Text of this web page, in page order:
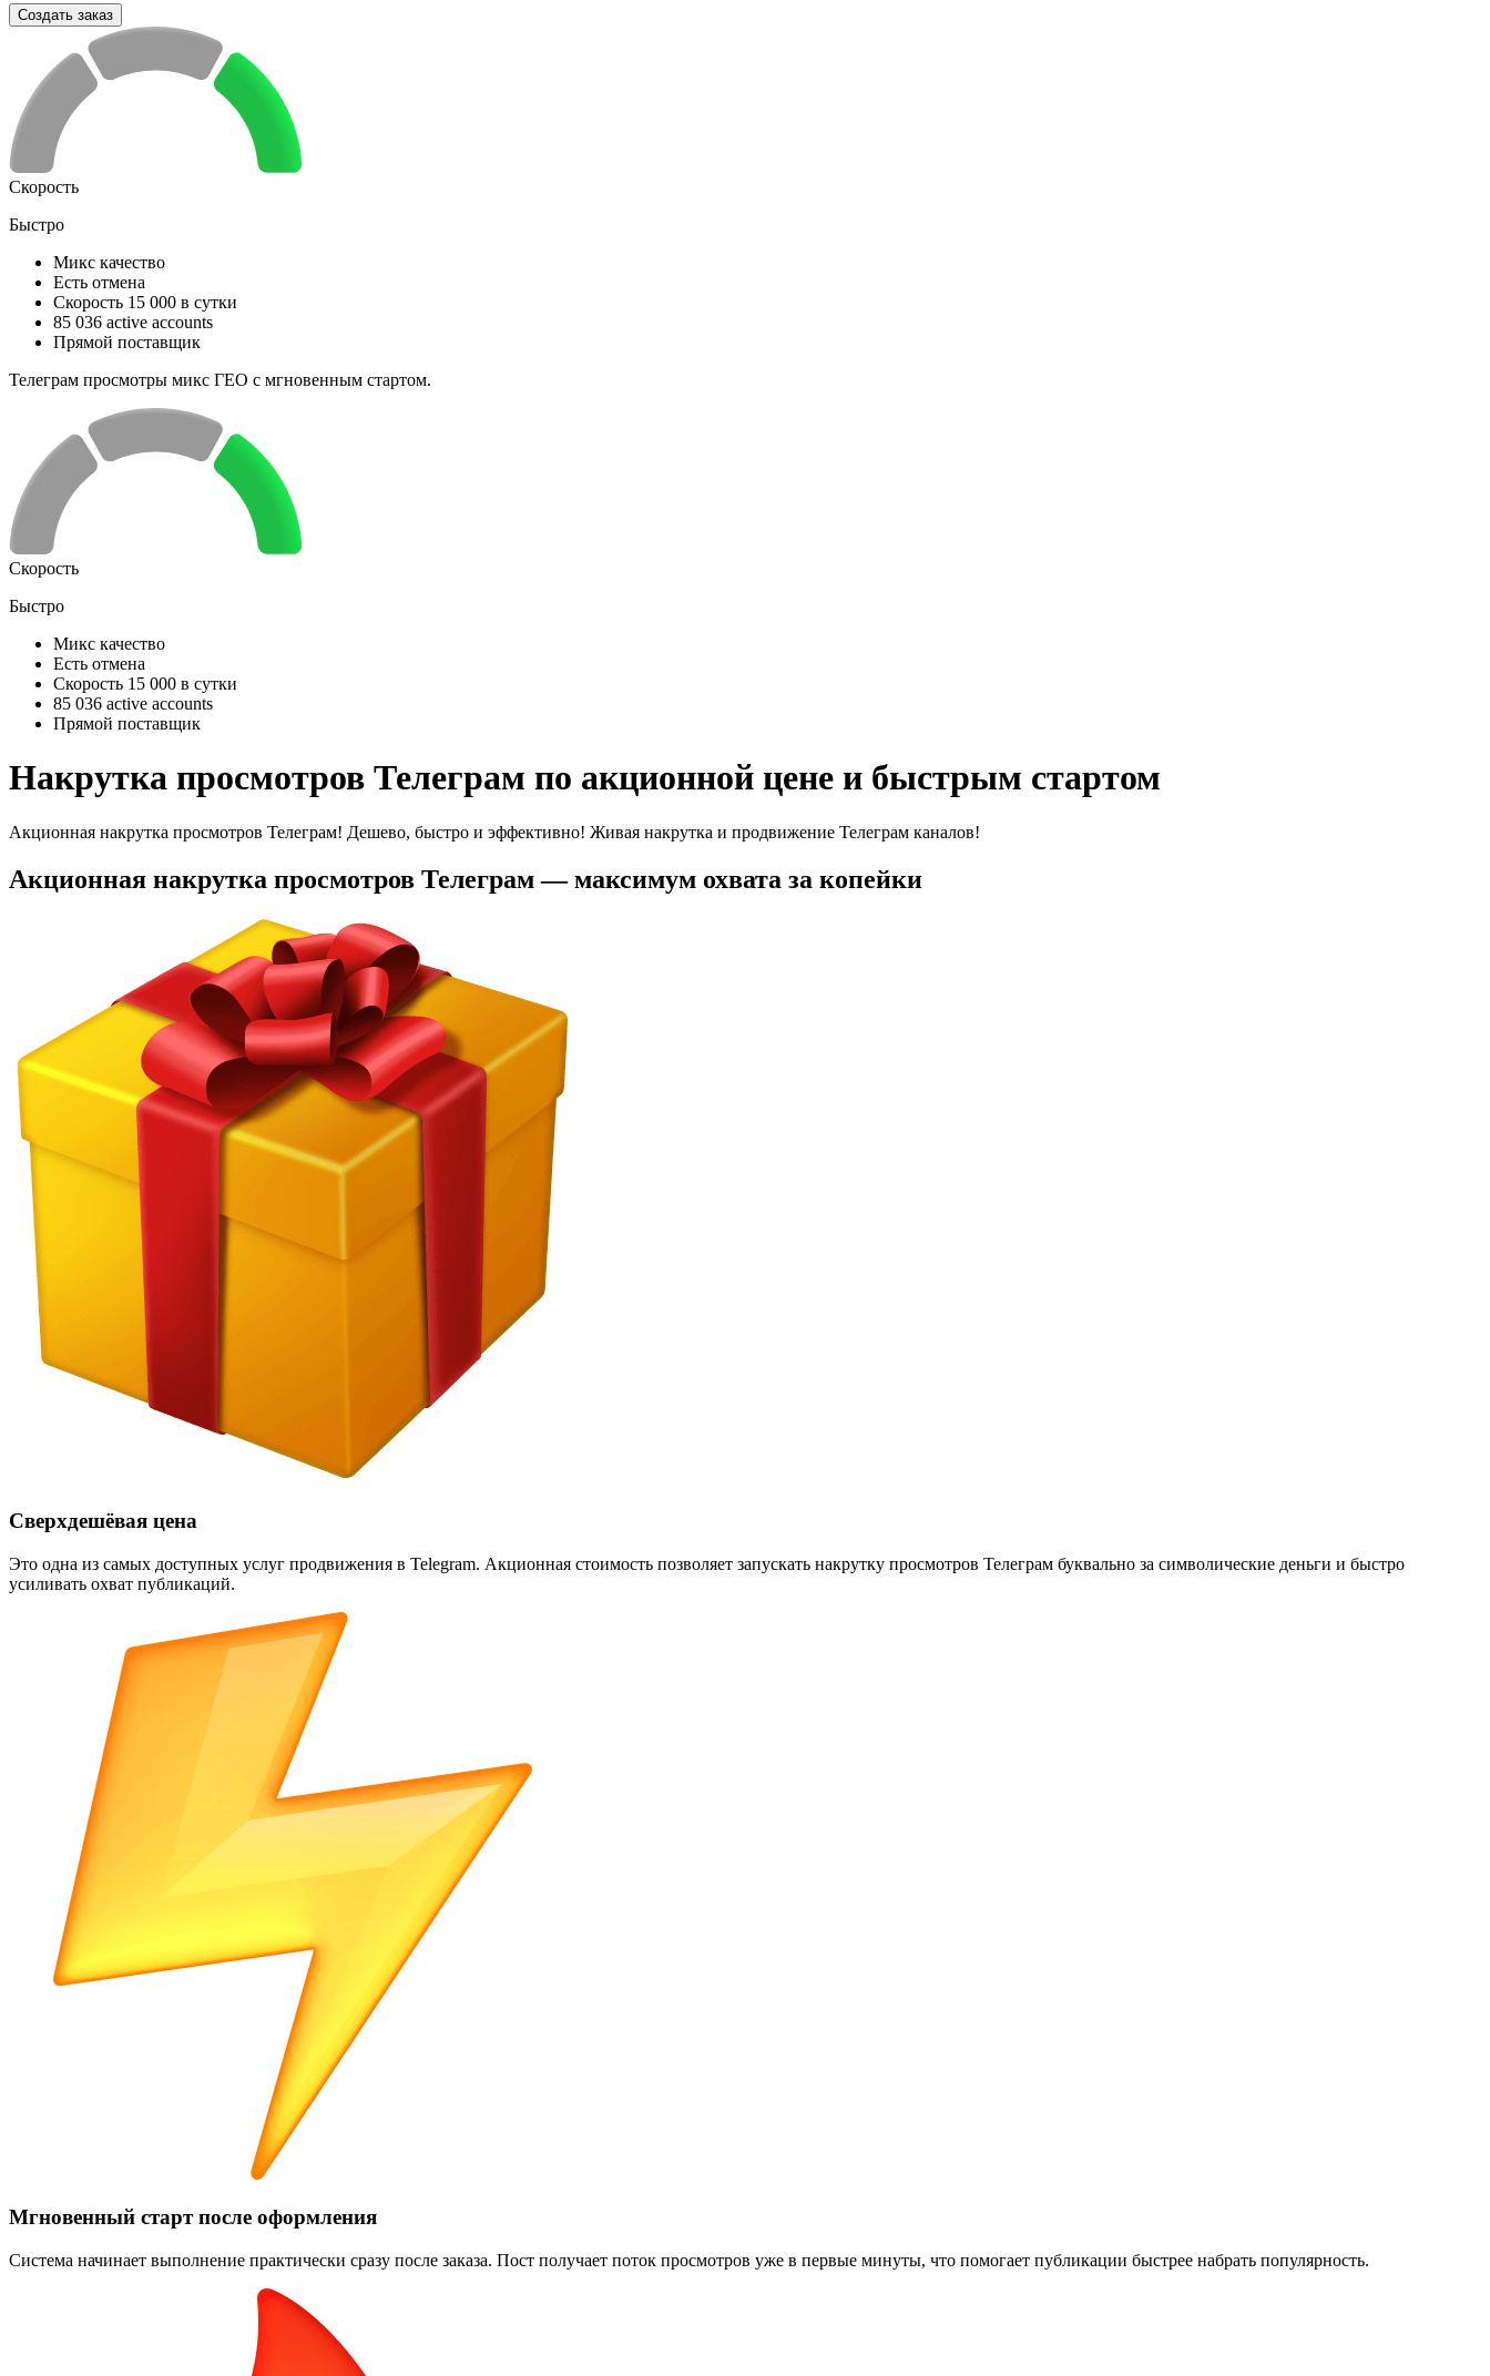
Создать заказ
Скорость
Быстро
Микс качество
Есть отмена
Скорость 15 000 в сутки
85 036 active accounts
Прямой поставщик
Телеграм просмотры микс ГЕО с мгновенным стартом.
Скорость
Быстро
Микс качество
Есть отмена
Скорость 15 000 в сутки
85 036 active accounts
Прямой поставщик
Накрутка просмотров Телеграм по акционной цене и быстрым стартом
Акционная накрутка просмотров Телеграм! Дешево, быстро и эффективно! Живая накрутка и продвижение Телеграм каналов!
Акционная накрутка просмотров Телеграм — максимум охвата за копейки
Сверхдешёвая цена
Это одна из самых доступных услуг продвижения в Telegram. Акционная стоимость позволяет запускать накрутку просмотров Телеграм буквально за символические деньги и быстро
усиливать охват публикаций.
Мгновенный старт после оформления
Система начинает выполнение практически сразу после заказа. Пост получает поток просмотров уже в первые минуты, что помогает публикации быстрее набрать популярность.